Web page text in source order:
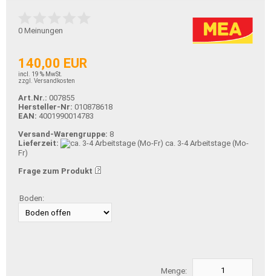
0 Meinungen
140,00 EUR
incl. 19 % MwSt.
zzgl. Versandkosten
Art.Nr.: 007855
Hersteller-Nr: 010878618
EAN: 4001990014783
Versand-Warengruppe: 8
Lieferzeit:
ca. 3-4 Arbeitstage (Mo-
Fr)
Frage zum Produkt
Boden:
Menge: